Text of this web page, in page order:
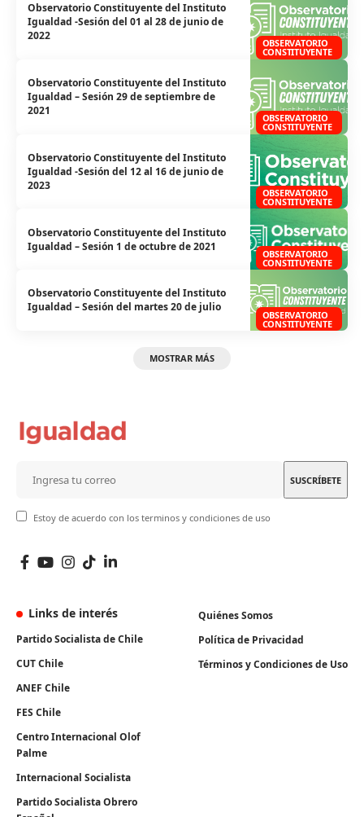
OBSERVATORIO
CONSTITUYENTE
Observatorio Constituyente del Instituto
Igualdad -Sesión del 01 al 28 de junio de
2022
OBSERVATORIO
CONSTITUYENTE
Observatorio Constituyente del Instituto
Igualdad – Sesión 29 de septiembre de
2021
OBSERVATORIO
CONSTITUYENTE
Observatorio Constituyente del Instituto
Igualdad -Sesión del 12 al 16 de junio de
2023
OBSERVATORIO
CONSTITUYENTE
Observatorio Constituyente del Instituto
Igualdad – Sesión 1 de octubre de 2021
OBSERVATORIO
CONSTITUYENTE
Observatorio Constituyente del Instituto
Igualdad – Sesión del martes 20 de julio
MOSTRAR MÁS
Estoy de acuerdo con los terminos y condiciones de uso
Links de interés
Partido Socialista de Chile
CUT Chile
ANEF Chile
FES Chile
Centro Internacional Olof
Palme
Internacional Socialista
Partido Socialista Obrero
Quiénes Somos
Política de Privacidad
Términos y Condiciones de Uso